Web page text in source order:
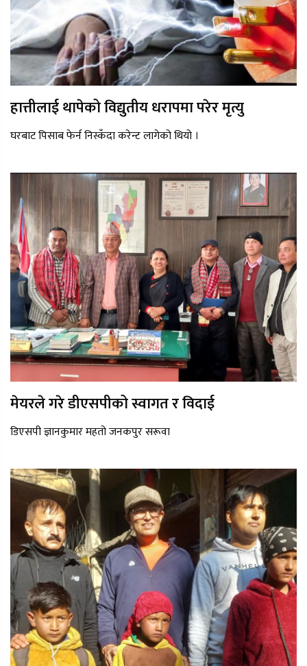
हात्तीलाई थापेको विद्युतीय धरापमा परेर मृत्यु
घरबाट पिसाब फेर्न निस्कँदा करेन्ट लागेको थियो ।
मेयरले गरे डीएसपीको स्वागत र विदाई
डिएसपी ज्ञानकुमार महतो जनकपुर सरूवा